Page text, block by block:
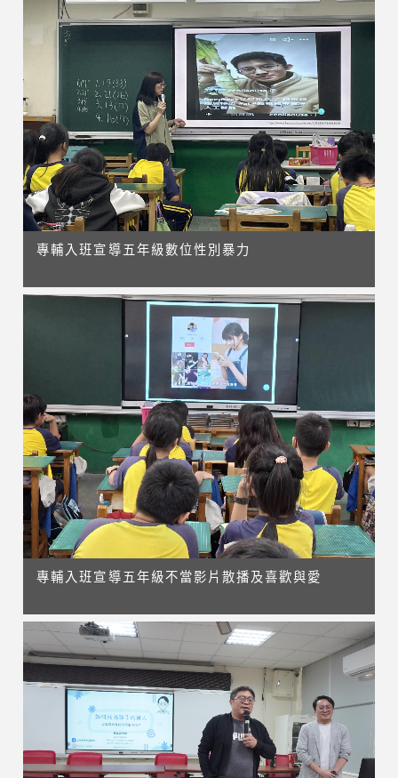
專輔入班宣導五年級數位性別暴力
專輔入班宣導五年級不當影片散播及喜歡與愛